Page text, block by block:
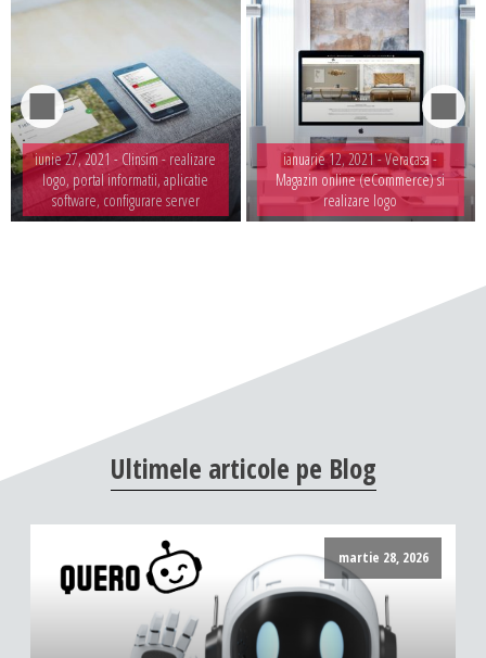
iunie 27, 2021 - Clinsim - realizare
logo, portal informatii, aplicatie
software, configurare server
ianuarie 12, 2021 -Veracasa -
Magazin online (eCommerce) si
realizare logo
Ultimele articole pe Blog
martie 28, 2026